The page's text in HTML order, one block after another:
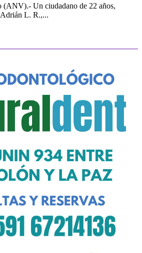
(ANV).- Un ciudadano de 22 años,
L. R.,...